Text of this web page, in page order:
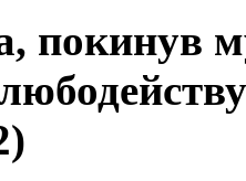
покинув